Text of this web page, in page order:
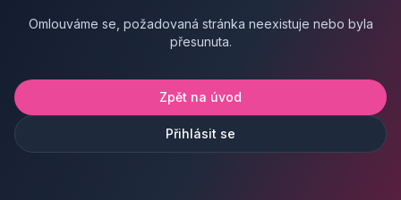
Omlouváme se, požadovaná stránka neexistuje nebo byla
přesunuta.
Zpět na úvod
Přihlásit se